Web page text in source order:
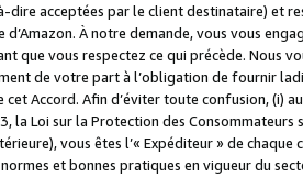
dire acceptées par le client destinataire) et
d’Amazon. À notre demande, vous vous
que vous respectez ce qui précède. Nous
de votre part à l’obligation de fournir
Accord. Afin d’éviter toute confusion, (i)
la Loi sur la Protection des
vous êtes l’« Expéditeur » de
et bonnes pratiques en vigueur du